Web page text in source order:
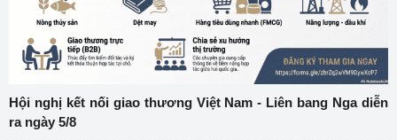
Hội nghị kết nối giao thương Việt Nam - Liên bang Nga diễn
ra ngày 5/8